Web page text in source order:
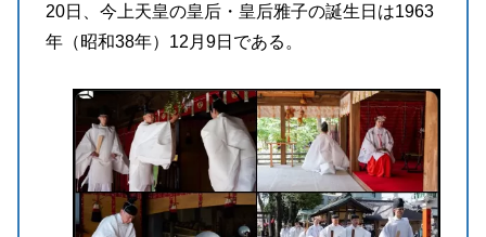
20日、今上天皇の皇后・皇后雅子の誕生日は1963
年（昭和38年）12月9日である。